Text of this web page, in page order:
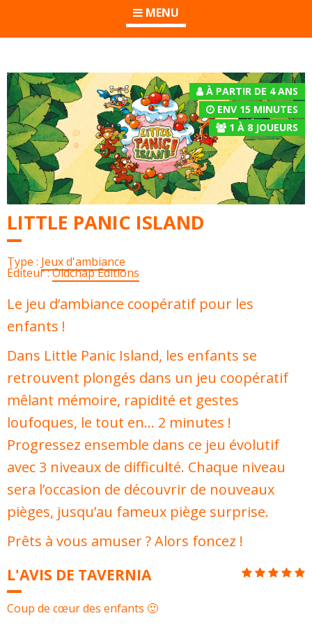
MENU
À PARTIR DE 4 ANS
ENV 15 MINUTES
1 À 8 JOUEURS
LITTLE PANIC ISLAND
Type : Jeux d'ambiance
Éditeur :Oldchap Editions
Le jeu d’ambiance coopératif pour les
enfants !
Dans Little Panic Island, les enfants se
retrouvent plongés dans un jeu coopératif
mêlant mémoire, rapidité et gestes
loufoques, le tout en… 2 minutes !
Progressez ensemble dans ce jeu évolutif
avec 3 niveaux de difficulté. Chaque niveau
sera l’occasion de découvrir de nouveaux
pièges, jusqu’au fameux piège surprise.
Prêts à vous amuser ? Alors foncez !
L'AVIS DE TAVERNIA
Coup de cœur des enfants 🙂